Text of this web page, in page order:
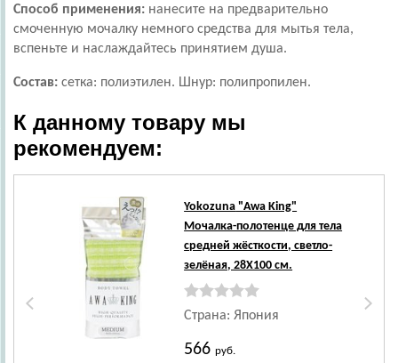
Способ применения: нанесите на предварительно
смоченную мочалку немного средства для мытья тела,
вспеньте и наслаждайтесь принятием душа.
Состав: сетка: полиэтилен. Шнур: полипропилен.
К данному товару мы
рекомендуем:
Yokozuna "Awa King"
Мочалка-полотенце для тела
средней жёсткости, светло-
зелёная, 28Х100 см.
Страна: Япония
566руб.